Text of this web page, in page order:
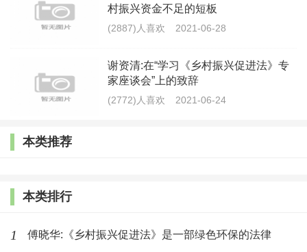
对乡村资源与环境的管控方面更加强化，包括实行耕地
养护、修复、休耕和草原森林河流湖泊休养生息制度。
捕、禁捕的时间和区域，并可以根据地下水超采情况，
划定禁止、限制开采地下水区域；四是细化了各级政府
政府，让生态环境保护真正在农村落地生根。要求各级
林、草原、湿地等保护修复，开展荒漠化、石漠化、水
村振兴资金不足的短板
(2887)人喜欢 2021-06-28
谢资清:在“学习《乡村振兴促进法》专
家座谈会”上的致辞
(2772)人喜欢 2021-06-24
本类推荐
本类排行
1 傅晓华:《乡村振兴促进法》是一部绿色环保的法律